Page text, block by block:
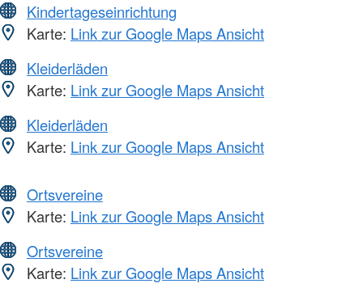
Kindertageseinrichtung
Karte: Link zur Google Maps Ansicht
Kleiderläden
Karte: Link zur Google Maps Ansicht
Kleiderläden
Karte: Link zur Google Maps Ansicht
Ortsvereine
Karte: Link zur Google Maps Ansicht
Ortsvereine
Karte: Link zur Google Maps Ansicht